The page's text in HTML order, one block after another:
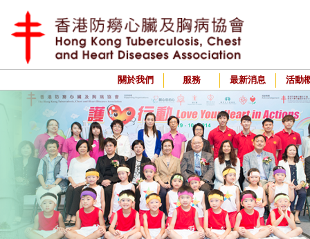
關於我們 服務 最新消息 活動